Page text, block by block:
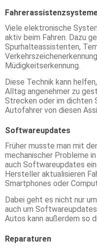
Viele elektronische
aktiv beim Fahren. Dazu
Spurhalteassistenten,
Müdigkeitserkennung.
Diese Technik kann
Alltag angenehmer zu
Strecken oder im dichten
Autofahrer von diesen
Softwareupdates
Früher musste man mit
mechanischer Probleme
auch Softwareupdates
Hersteller aktualisieren
Smartphones oder
Dabei geht es nicht nur
auch um
Autos kann außerdem so
Reparaturen